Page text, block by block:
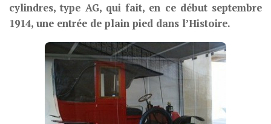
cylindres, type AG, qui fait, en ce début septembre
1914, une entrée de plain pied dans l’Histoire.